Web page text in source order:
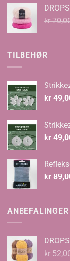
kr
TILBEHØR
kr
kr
kr
ANBEFALINGER
kr